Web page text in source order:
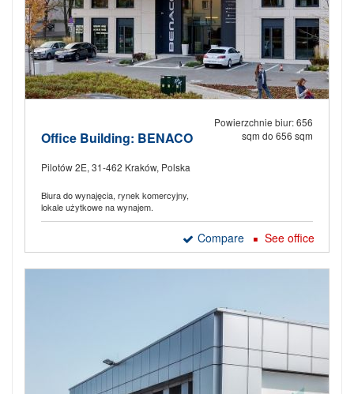
Office Building: BENACO
Pilotów 2E, 31-462 Kraków, Polska
Biura do wynajęcia, rynek komercyjny,
lokale użytkowe na wynajem.
Powierzchnie biur: 656
sqm do 656 sqm
Compare See office